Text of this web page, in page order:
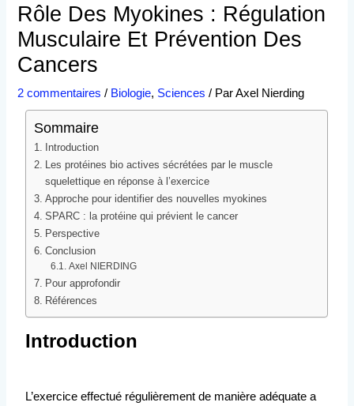
Rôle Des Myokines : Régulation
Musculaire Et Prévention Des
Cancers
2 commentaires / Biologie, Sciences / ParAxel Nierding
Sommaire
Introduction
Les protéines bio actives sécrétées par le muscle
squelettique en réponse à l’exercice
Approche pour identifier des nouvelles myokines
SPARC : la protéine qui prévient le cancer
Perspective
Conclusion
Axel NIERDING
Pour approfondir
Références
Introduction
L’exercice effectué régulièrement de manière adéquate a